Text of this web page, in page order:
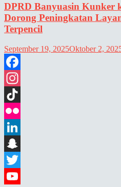
DPRD Banyuasin Kunker
Dorong Peningkatan
Terpencil
September 19, 2025Oktober 2,
Facebook
Instagram
TikTok
Flickr
LinkedIn
Snapchat
Twitter